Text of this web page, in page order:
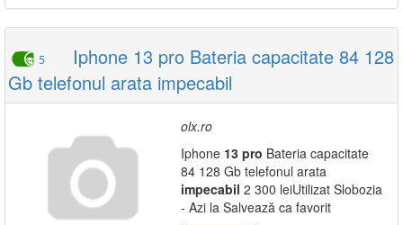
5
Iphone 13 pro Bateria capacitate 84 128
Gb telefonul arata impecabil
olx.ro
Iphone 13 pro Bateria capacitate
84 128 Gb telefonul arata
impecabil 2 300 leiUtilizat Slobozia
- Azi la Salvează ca favorit